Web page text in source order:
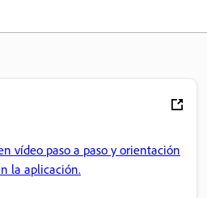
vídeo paso a paso y orientación
la aplicación.